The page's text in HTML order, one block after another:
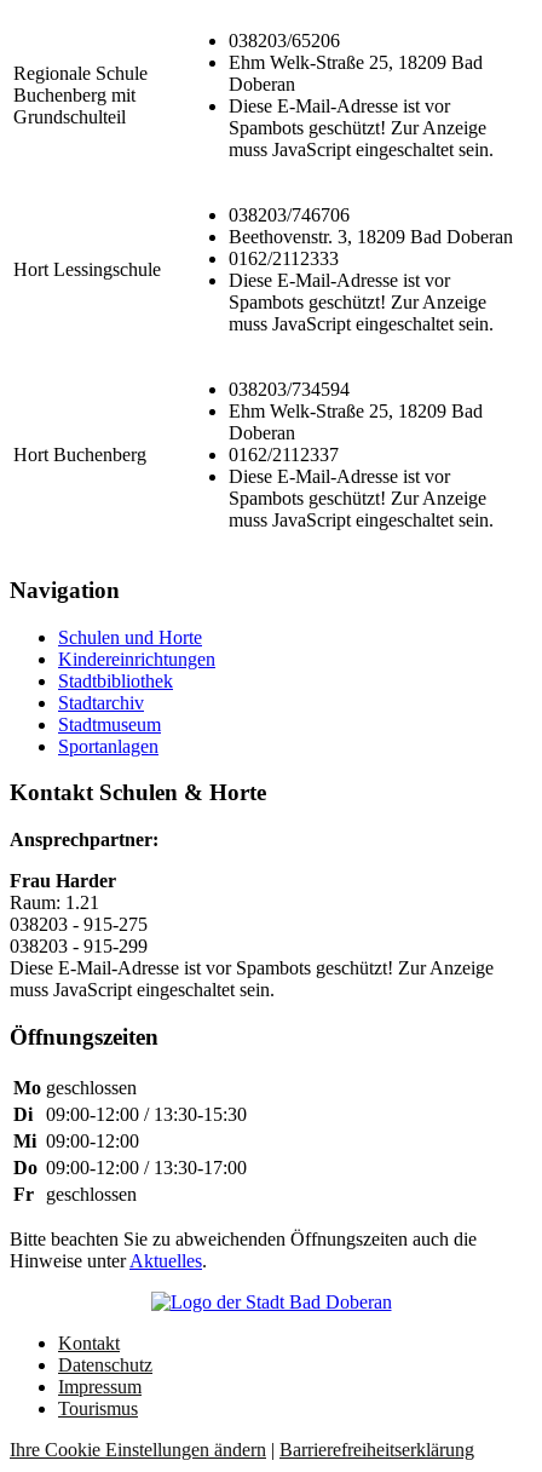
Regionale Schule
Buchenberg mit
Grundschulteil
038203/65206
Ehm Welk-Straße 25, 18209 Bad
Doberan
Diese E-Mail-Adresse ist vor
Spambots geschützt! Zur Anzeige
muss JavaScript eingeschaltet sein.
Hort Lessingschule
038203/746706
Beethovenstr. 3, 18209 Bad Doberan
0162/2112333
Diese E-Mail-Adresse ist vor
Spambots geschützt! Zur Anzeige
muss JavaScript eingeschaltet sein.
Hort Buchenberg
038203/734594
Ehm Welk-Straße 25, 18209 Bad
Doberan
0162/2112337
Diese E-Mail-Adresse ist vor
Spambots geschützt! Zur Anzeige
muss JavaScript eingeschaltet sein.
Navigation
Schulen und Horte
Kindereinrichtungen
Stadtbibliothek
Stadtarchiv
Stadtmuseum
Sportanlagen
Kontakt Schulen & Horte
Ansprechpartner:
Frau Harder
Raum: 1.21
038203 - 915-275
038203 - 915-299
Diese E-Mail-Adresse ist vor Spambots geschützt! Zur Anzeige
muss JavaScript eingeschaltet sein.
Öffnungszeiten
Mo geschlossen
Di
09:00-12:00 / 13:30-15:30
Mi 09:00-12:00
Do 09:00-12:00 / 13:30-17:00
Fr
geschlossen
Bitte beachten Sie zu abweichenden Öffnungszeiten auch die
Hinweise unterAktuelles.
Kontakt
Datenschutz
Impressum
Tourismus
Ihre Cookie Einstellungen ändern | Barrierefreiheitserklärung